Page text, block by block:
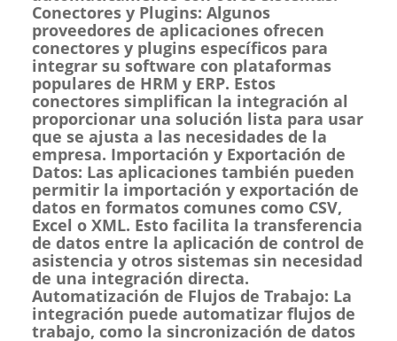
Conectores y Plugins: Algunos
proveedores de aplicaciones ofrecen
conectores y plugins específicos para
integrar su software con plataformas
populares de HRM y ERP. Estos
conectores simplifican la integración al
proporcionar una solución lista para usar
que se ajusta a las necesidades de la
empresa. Importación y Exportación de
Datos: Las aplicaciones también pueden
permitir la importación y exportación de
datos en formatos comunes como CSV,
Excel o XML. Esto facilita la transferencia
de datos entre la aplicación de control de
asistencia y otros sistemas sin necesidad
de una integración directa.
Automatización de Flujos de Trabajo: La
integración puede automatizar flujos de
trabajo, como la sincronización de datos